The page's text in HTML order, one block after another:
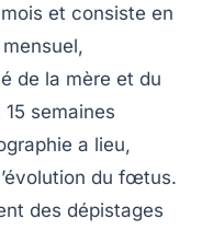
et consiste en
de la mère et du
semaines
a lieu,
du fœtus.
des dépistages